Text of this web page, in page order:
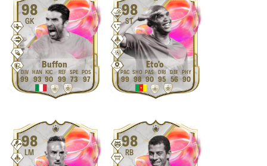
98
GK
Buffon
99 93 90 99 73 97
98
ST
Eto'o
99 98 90 95 56 90
98
LM
98
RB